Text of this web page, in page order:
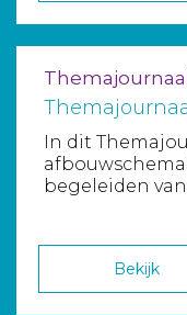
Themajournaal
In dit
begeleiden
Bekijk